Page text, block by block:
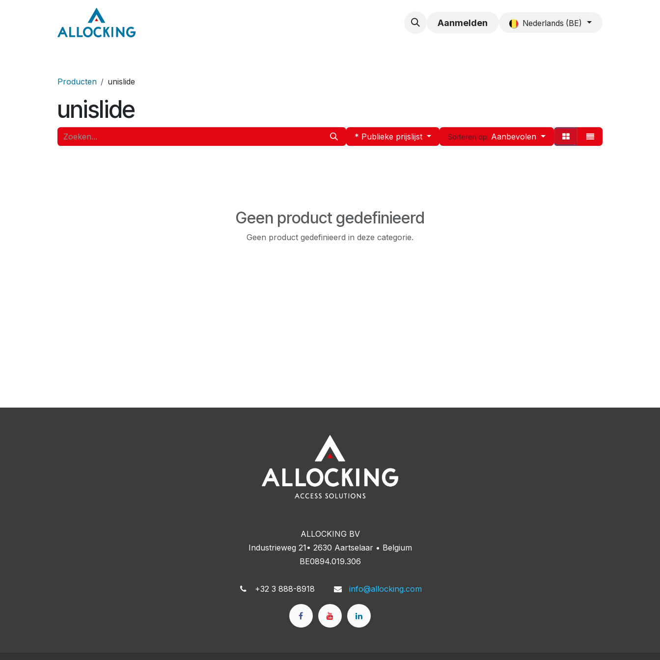
Vacatures Contact
Aanmelden Nederlands (BE)
Producten unislide
unislide
* Publieke prijslijst Sorteren op: Aanbevolen
Geen product gedefinieerd
Geen product gedefinieerd in deze categorie.
ALLOCKING BV
Industrieweg 21• 2630 Aartselaar • Belgium
BE0894.019.306
+32 3 888-8918 info@allocking.com